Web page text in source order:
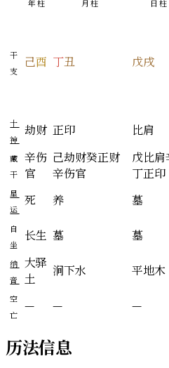
年柱 月柱 日柱
干
支
己酉 丁丑 戊戌
十
神
劫财 正印 比肩
藏
干
辛伤
官
己劫财癸正财
辛伤官
戊比肩
丁正印
星
运
死 养 墓
自
坐
长生 墓 墓
纳
音
大驿
土
涧下水 平地木
空
亡
— — —
历法信息